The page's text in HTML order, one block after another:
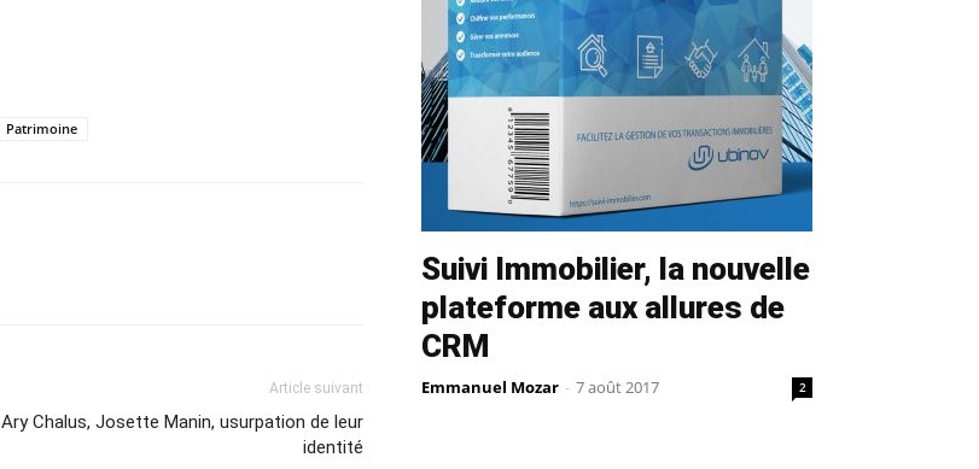
Patrimoine
Article suivant
Ary Chalus, Josette Manin, usurpation de leur
identité
Suivi Immobilier, la nouvelle
plateforme aux allures de
CRM
Emmanuel Mozar - 7 août 2017 2